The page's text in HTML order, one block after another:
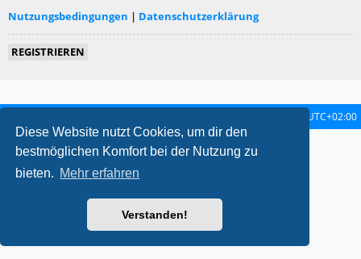
Diese Website nutzt Cookies, um dir den
bestmöglichen Komfort bei der Nutzung zu
bieten. Mehr erfahren
Verstanden!
Nutzungsbedingungen | Datenschutzerklärung
REGISTRIEREN
UTC+02:00
metrolike style by Eric Seguin Updated for phpBB3.2 by
Powered byphpBB ® Forum Software © phpBB Limited
Deutsche Übersetzung durch